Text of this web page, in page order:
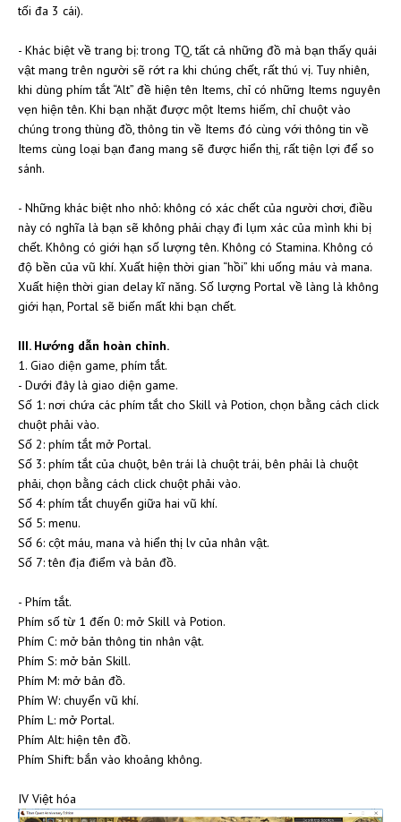
tối đa 3 cái).
- Khác biệt về trang bị: trong TQ, tất cả những đồ mà bạn thấy quái
vật mang trên người sẽ rớt ra khi chúng chết, rất thú vị. Tuy nhiên,
khi dùng phím tắt “Alt” đề hiện tên Items, chỉ có những Items nguyên
vẹn hiện tên. Khi bạn nhặt được một Items hiếm, chỉ chuột vào
chúng trong thùng đồ, thông tin về Items đó cùng với thông tin về
Items cùng loại bạn đang mang sẽ được hiển thị, rất tiện lợi để so
sánh.
- Những khác biệt nho nhỏ: không có xác chết của người chơi, điều
này có nghĩa là bạn sẽ không phải chạy đi lụm xác của mình khi bị
chết. Không có giới hạn số lượng tên. Không có Stamina. Không có
độ bền của vũ khí. Xuất hiện thời gian “hồi” khi uống máu và mana.
Xuất hiện thời gian delay kĩ năng. Số lượng Portal về làng là không
giới hạn, Portal sẽ biến mất khi bạn chết.
III. Hướng dẫn hoàn chỉnh.
1. Giao diện game, phím tắt.
- Dưới đây là giao diện game.
Số 1: nơi chứa các phím tắt cho Skill và Potion, chọn bằng cách click
chuột phải vào.
Số 2: phím tắt mở Portal.
Số 3: phím tắt của chuột, bên trái là chuột trái, bên phải là chuột
phải, chọn bằng cách click chuột phải vào.
Số 4: phím tắt chuyển giữa hai vũ khí.
Số 5: menu.
Số 6: cột máu, mana và hiển thị lv của nhân vật.
Số 7: tên địa điểm và bản đồ.
- Phím tắt.
Phím số từ 1 đến 0: mở Skill và Potion.
Phím C: mở bản thông tin nhân vật.
Phím S: mở bản Skill.
Phím M: mở bản đồ.
Phím W: chuyển vũ khí.
Phím L: mở Portal.
Phím Alt: hiện tên đồ.
Phím Shift: bắn vào khoảng không.
IV Việt hóa